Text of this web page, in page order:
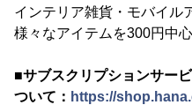
インテリア雑貨・モバイル
様々なアイテムを300円中
■サブスクリプションサー
ついて： https://